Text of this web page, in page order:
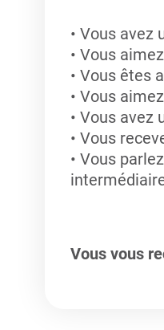
Vous avez
Vous
Vous êtes
Vous
Vous avez
Vous
Vous parlez
Vous vous